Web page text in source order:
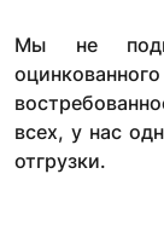
Мы не
всех, у нас
отгрузки.